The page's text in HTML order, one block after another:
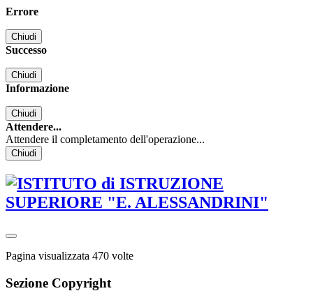
Errore
Chiudi
Successo
Chiudi
Informazione
Chiudi
Attendere...
Attendere il completamento dell'operazione...
Chiudi
Pagina visualizzata 470 volte
Sezione Copyright